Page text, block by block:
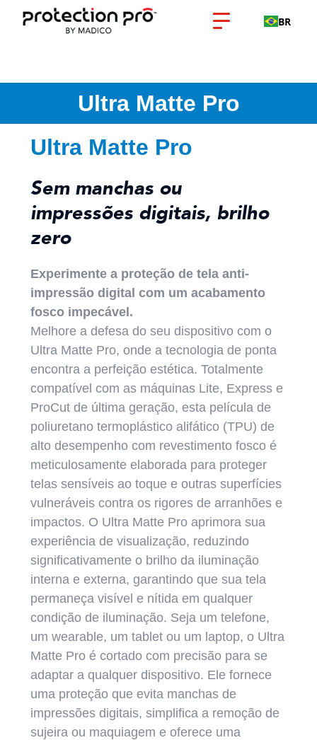
BR
Ultra Matte Pro
Ultra Matte Pro
Sem manchas ou
impressões digitais, brilho
zero
Experimente a proteção de tela anti-
impressão digital com um acabamento
fosco impecável.
Melhore a defesa do seu dispositivo com o
Ultra Matte Pro, onde a tecnologia de ponta
encontra a perfeição estética. Totalmente
compatível com as máquinas Lite, Express e
ProCut de última geração, esta película de
poliuretano termoplástico alifático (TPU) de
alto desempenho com revestimento fosco é
meticulosamente elaborada para proteger
telas sensíveis ao toque e outras superfícies
vulneráveis contra os rigores de arranhões e
impactos. O Ultra Matte Pro aprimora sua
experiência de visualização, reduzindo
significativamente o brilho da iluminação
interna e externa, garantindo que sua tela
permaneça visível e nítida em qualquer
condição de iluminação. Seja um telefone,
um wearable, um tablet ou um laptop, o Ultra
Matte Pro é cortado com precisão para se
adaptar a qualquer dispositivo. Ele fornece
uma proteção que evita manchas de
impressões digitais, simplifica a remoção de
sujeira ou maquiagem e oferece uma